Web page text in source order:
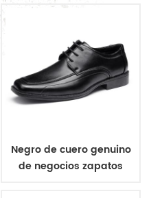
Negro de cuero genuino
de negocios zapatos